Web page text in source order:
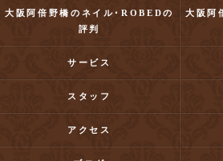
大阪阿倍野橋のネイル･ROBEDの
評判
大阪阿
サービス
スタッフ
アクセス